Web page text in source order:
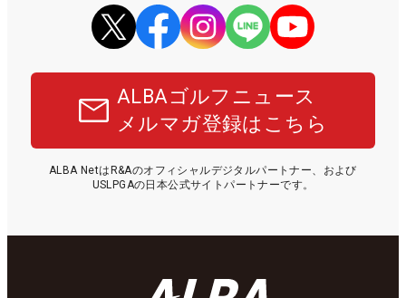
ALBAゴルフニュース
メルマガ登録はこちら
ALBA NetはR&Aのオフィシャルデジタルパートナー、および
USLPGAの日本公式サイトパートナーです。